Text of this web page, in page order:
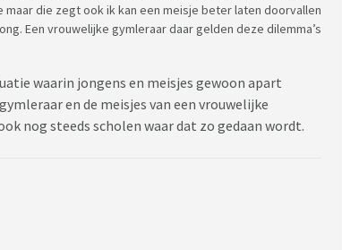
die zegt ook ik kan een meisje beter laten doorvallen
Een vrouwelijke gymleraar daar gelden deze dilemma’s
waarin jongens en meisjes gewoon apart
en de meisjes van een vrouwelijke
nog steeds scholen waar dat zo gedaan wordt.